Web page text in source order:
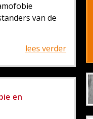
van de
lees verder
en